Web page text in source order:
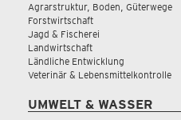
Agrarstruktur, Boden, Güterwege
Forstwirtschaft
Jagd & Fischerei
Landwirtschaft
Ländliche Entwicklung
Veterinär & Lebensmittelkontrolle
UMWELT & WASSER